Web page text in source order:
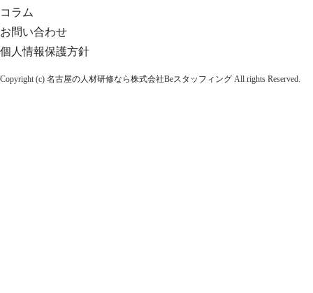
コラム
お問い合わせ
個人情報保護方針
Copyright (c) 名古屋の人材研修なら株式会社Beスタッフィング All rights Reserved.